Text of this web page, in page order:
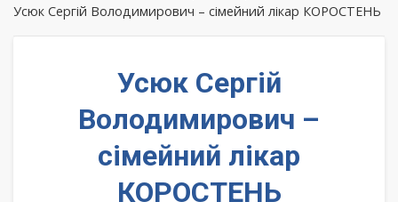
Усюк Сергій Володимирович – сімейний лікар КОРОСТЕНЬ
Усюк Сергій
Володимирович –
сімейний лікар
КОРОСТЕНЬ